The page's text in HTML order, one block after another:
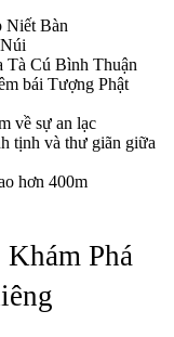
Niết Bàn
Tà Cú Bình Thuận
bái Tượng Phật
về sự an lạc
tịnh và thư giãn giữa
hơn 400m
Phá